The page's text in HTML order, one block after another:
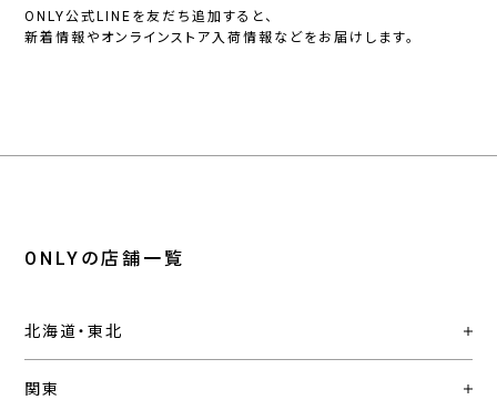
ONLY公式LINEを友だち追加すると、
新着情報やオンラインストア入荷情報などをお届けします。
ONLYの店舗一覧
北海道・東北
関東